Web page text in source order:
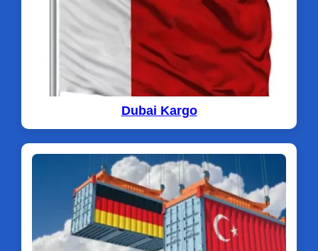
Dubai Kargo